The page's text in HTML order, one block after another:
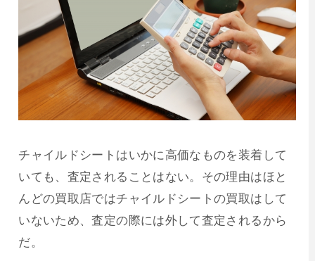
チャイルドシートはいかに高価なものを装着して
いても、査定されることはない。その理由はほと
んどの買取店ではチャイルドシートの買取はして
いないため、査定の際には外して査定されるから
だ。